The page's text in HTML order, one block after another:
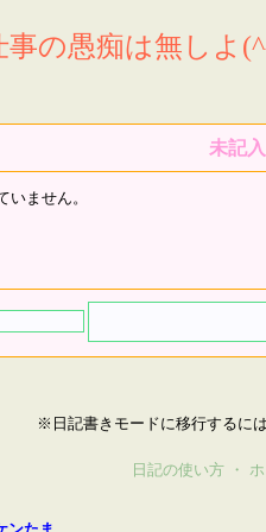
の愚痴は無しよ
未記入
いません。
※日記書きモードに移行するに
日記の使い方 ・